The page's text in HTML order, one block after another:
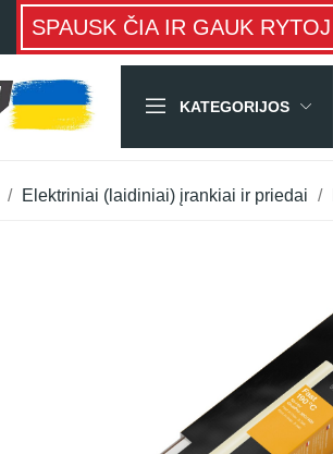
SPAUSK ČIA IR GAUK RYTOJ
KATEGORIJOS
Elektriniai (laidiniai) įrankiai ir priedai